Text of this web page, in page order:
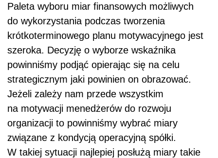
Paleta wyboru miar finansowych możliwych
do wykorzystania podczas tworzenia
krótkoterminowego planu motywacyjnego jest
szeroka. Decyzję o wyborze wskaźnika
powinniśmy podjąć opierając się na celu
strategicznym jaki powinien on obrazować.
Jeżeli zależy nam przede wszystkim
na motywacji menedżerów do rozwoju
organizacji to powinniśmy wybrać miary
związane z kondycją operacyjną spółki.
W takiej sytuacji najlepiej posłużą miary takie